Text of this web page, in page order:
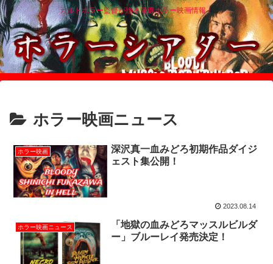
カルトホラー監督が贈る厳選ホラー映画情報！
ホラー映画ニュース
ホラー映画
深沢真一血みどろ初期作品ダイジ
ェスト集公開！
2023.08.14
ホラー映画ニュース
「地獄の血みどろマッスルビルダ
ー」ブルーレイ発売決定！